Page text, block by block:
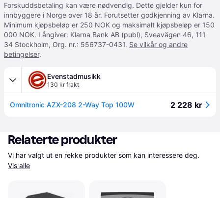
Forskuddsbetaling kan være nødvendig. Dette gjelder kun for
innbyggere i Norge over 18 år. Forutsetter godkjenning av Klarna.
Minimum kjøpsbeløp er 250 NOK og maksimalt kjøpsbeløp er 150
000 NOK. Långiver: Klarna Bank AB (publ), Sveavägen 46, 111
34 Stockholm, Org. nr.: 556737-0431. Se vilkår og andre
betingelser.
Evenstadmusikk
130 kr frakt
Omnitronic AZX-208 2-Way Top 100W 2 228 kr
Relaterte produkter
Vis alle